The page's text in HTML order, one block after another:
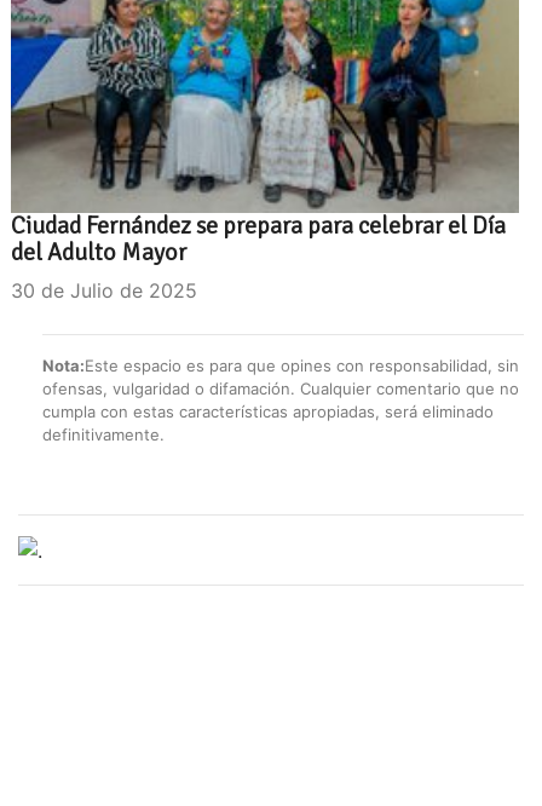
Ciudad Fernández se prepara para celebrar el Día
del Adulto Mayor
30 de Julio de 2025
Nota:Este espacio es para que opines con responsabilidad, sin
ofensas, vulgaridad o difamación. Cualquier comentario que no
cumpla con estas características apropiadas, será eliminado
definitivamente.